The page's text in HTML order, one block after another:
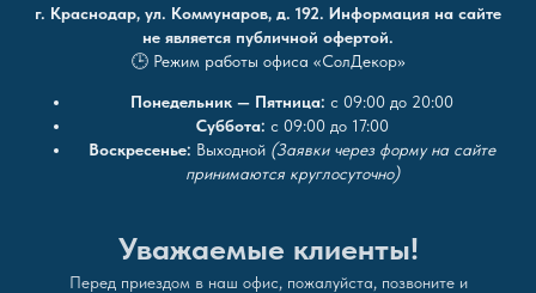
г. Краснодар, ул. Коммунаров, д. 192. Информация на сайте
не является публичной офертой.
🕒 Режим работы офиса «СолДекор»
Понедельник — Пятница: с 09:00 до 20:00
Суббота: с 09:00 до 17:00
Воскресенье: Выходной (Заявки через форму на сайте
принимаются круглосуточно)
Уважаемые клиенты!
Перед приездом в наш офис, пожалуйста, позвоните и